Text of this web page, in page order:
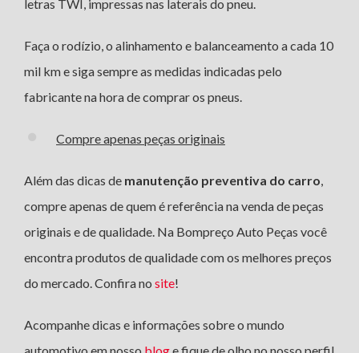
letras TWI, impressas nas laterais do pneu.
Faça o rodízio, o alinhamento e balanceamento a cada 10
mil km e siga sempre as medidas indicadas pelo
fabricante na hora de comprar os pneus.
Compre apenas peças originais
Além das dicas de manutenção preventiva do carro,
compre apenas de quem é referência na venda de peças
originais e de qualidade. Na Bompreço Auto Peças você
encontra produtos de qualidade com os melhores preços
do mercado. Confira no site!
Acompanhe dicas e informações sobre o mundo